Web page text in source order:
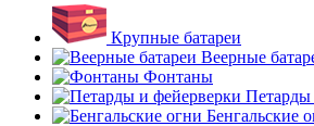
Крупные батареи
Веерные
Фонтаны
Петарды
Бенгальские